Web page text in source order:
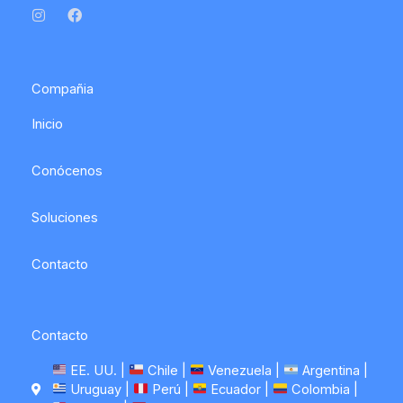
s
a
c
k
Compañia
Inicio
Conócenos
Soluciones
Contacto
Contacto
EE. UU. | Chile | Venezuela |
Argentina |
Uruguay |
Perú | Ecuador |
Colombia |